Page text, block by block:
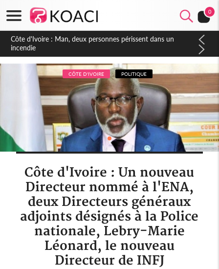
0
Côte d'Ivoire : Séileu, la célébration de la fête nationale
transformée en vaste campagne contre les produits
dépigmentants dangereux
CÔTE D'IVOIRE POLITIQUE
Côte d'Ivoire : Un nouveau
Directeur nommé à l'ENA,
deux Directeurs généraux
adjoints désignés à la Police
nationale, Lebry-Marie
Léonard, le nouveau
Directeur de INFJ